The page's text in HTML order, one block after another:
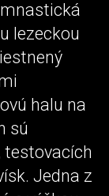
lezeckou
halu na
sú
Jedna z